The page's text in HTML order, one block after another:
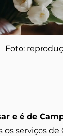
Foto:
e é de
os serviços de